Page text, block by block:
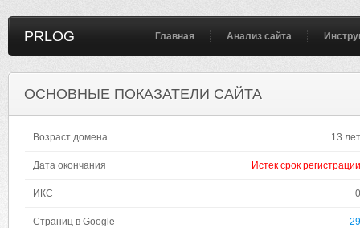
PRLOG Главная Анализ сайта
ОСНОВНЫЕ ПОКАЗАТЕЛИ САЙТА
Возраст домена 13 лет
Дата окончания Истек срок регистрации
ИКС 0
Страниц в Google 29